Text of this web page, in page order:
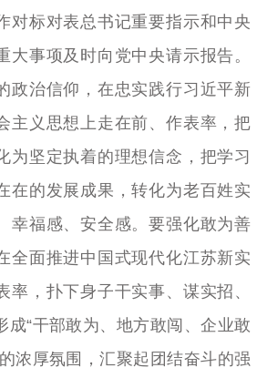
对标对表总书记重要指示和中央
大事项及时向党中央请示报告。
政治信仰，在忠实践行习近平新
主义思想上走在前、作表率，把
为坚定执着的理想信念，把学习
在的发展成果，转化为老百姓实
幸福感、安全感。要强化敢为善
全面推进中国式现代化江苏新实
率，扑下身子干实事、谋实招、
成“干部敢为、地方敢闯、企业敢
浓厚氛围，汇聚起团结奋斗的强